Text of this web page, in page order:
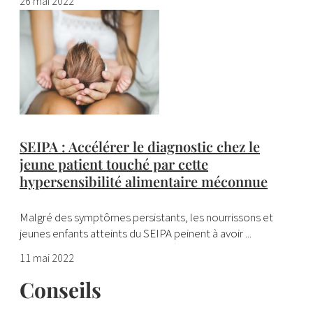
SEIPA : Accélérer le diagnostic chez le
jeune patient touché par cette
hypersensibilité alimentaire méconnue
Malgré des symptômes persistants, les nourrissons et
jeunes enfants atteints du SEIPA peinent à avoir ...
11 mai 2022
Conseils